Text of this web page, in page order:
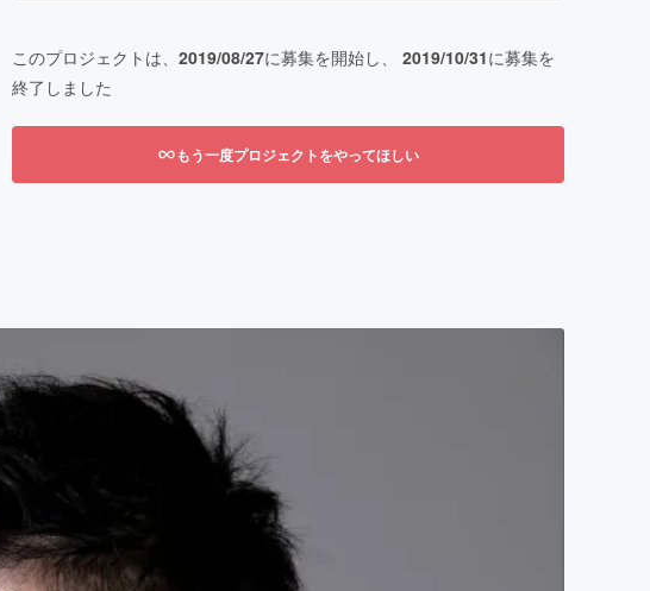
このプロジェクトは、 2019/08/27に募集を開始し、 2019/10/31に募集を
終了しました
もう一度プロジェクトをやってほしい